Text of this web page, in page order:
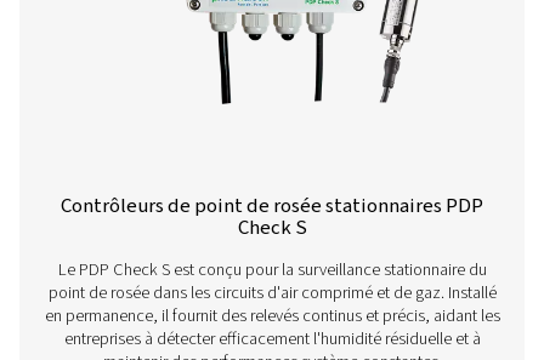
sur les niveaux d'humidité du système, aidant ainsi les
optimiser les performances et à garantir un
efficace dans diverses applications.